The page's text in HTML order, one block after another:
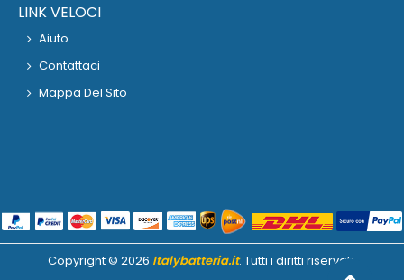
LINK VELOCI
Aiuto
Contattaci
Mappa Del Sito
Copyright © 2026 Italybatteria.it. Tutti i diritti riservati.